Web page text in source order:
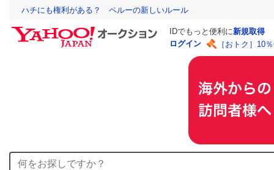
ハチにも権利がある？ ペルーの新しいルール
IDでもっと便利に新規取得
ログイン
［おトク］10